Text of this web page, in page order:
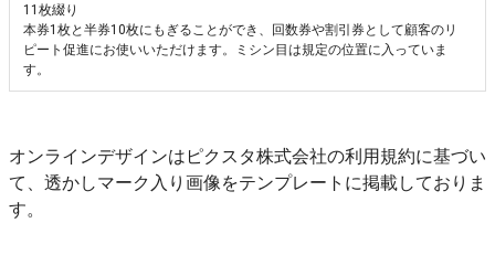
11枚綴り
本券1枚と半券10枚にもぎることができ、回数券や割引券として顧客のリ
ピート促進にお使いいただけます。ミシン目は規定の位置に入っていま
す。
オンラインデザインはピクスタ株式会社の利用規約に基づい
て、透かしマーク入り画像をテンプレートに掲載しておりま
す。